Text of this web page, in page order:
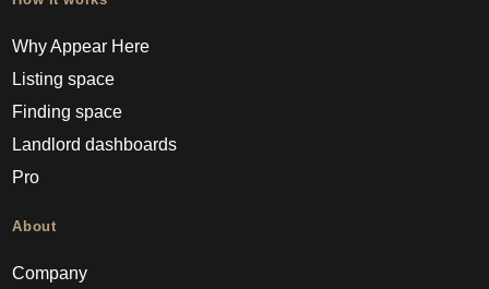
Why Appear Here
Listing space
Finding space
Landlord dashboards
Pro
About
Company